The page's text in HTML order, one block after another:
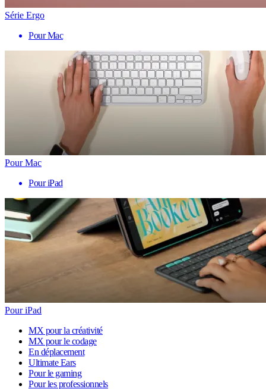
Série Ergo
Pour Mac
Pour Mac
Pour iPad
Pour iPad
MX pour la créativité
MX pour le codage
En déplacement
Ultimate Ears
Pour le gaming
Pour les professionnels